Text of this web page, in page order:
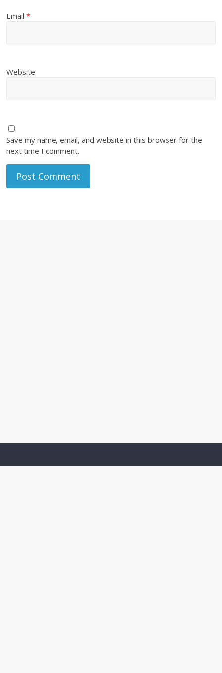
Email*
Website
Save my name, email, and website in this browser for the
next time I comment.